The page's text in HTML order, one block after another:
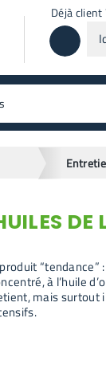
Déjà client
DE
à l’huile
mais surtout